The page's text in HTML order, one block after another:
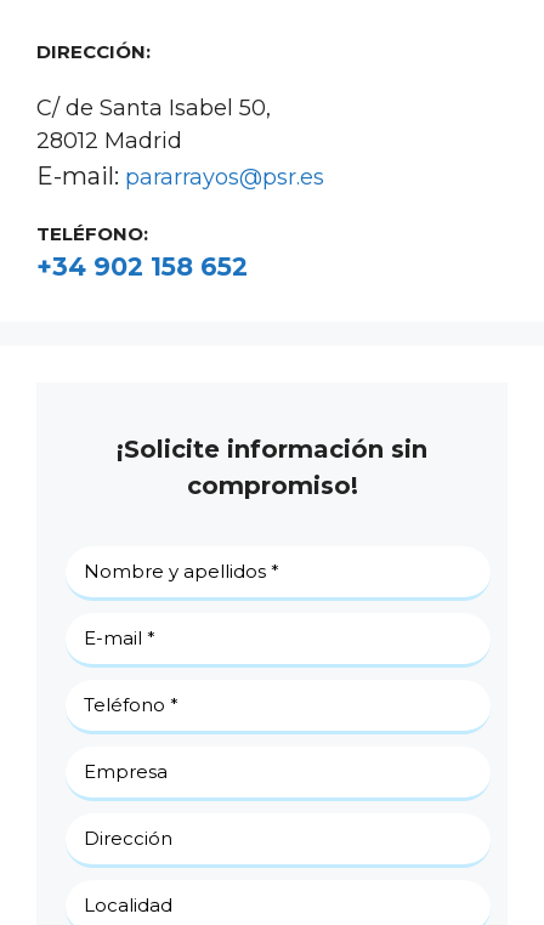
DIRECCIÓN:
C/ de Santa Isabel 50,
28012 Madrid
E-mail: pararrayos@psr.es
TELÉFONO:
+34 902 158 652
¡Solicite información sin
compromiso!